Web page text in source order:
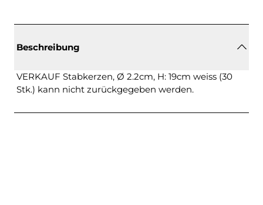
Beschreibung
VERKAUF Stabkerzen, Ø 2.2cm, H: 19cm weiss (30
Stk.) kann nicht zurückgegeben werden.